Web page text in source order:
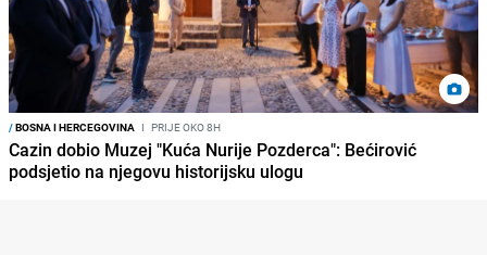
/BOSNA I HERCEGOVINA I PRIJE OKO 8H
Cazin dobio Muzej "Kuća Nurije Pozderca": Bećirović
podsjetio na njegovu historijsku ulogu